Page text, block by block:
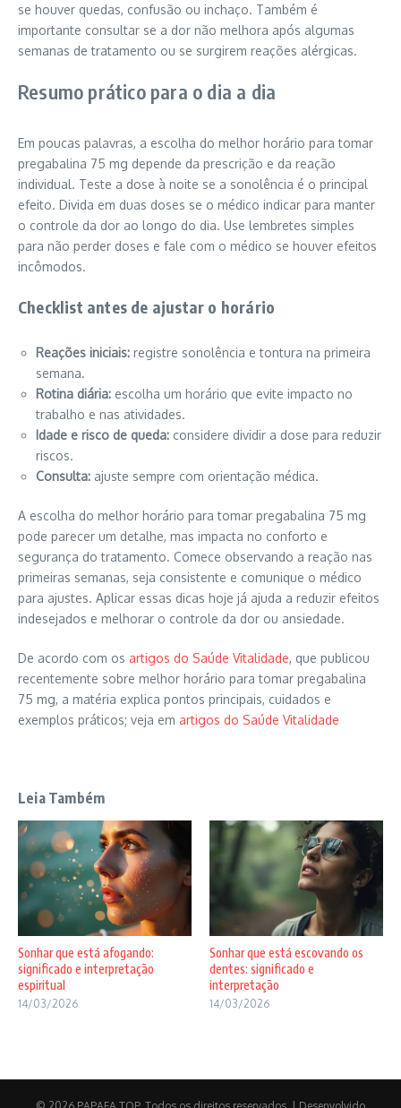
se houver quedas, confusão ou inchaço. Também é
importante consultar se a dor não melhora após algumas
semanas de tratamento ou se surgirem reações alérgicas.
Resumo prático para o dia a dia
Em poucas palavras, a escolha do melhor horário para tomar
pregabalina 75 mg depende da prescrição e da reação
individual. Teste a dose à noite se a sonolência é o principal
efeito. Divida em duas doses se o médico indicar para manter
o controle da dor ao longo do dia. Use lembretes simples
para não perder doses e fale com o médico se houver efeitos
incômodos.
Checklist antes de ajustar o horário
Reações iniciais: registre sonolência e tontura na primeira
semana.
Rotina diária: escolha um horário que evite impacto no
trabalho e nas atividades.
Idade e risco de queda: considere dividir a dose para reduzir
riscos.
Consulta: ajuste sempre com orientação médica.
A escolha do melhor horário para tomar pregabalina 75 mg
pode parecer um detalhe, mas impacta no conforto e
segurança do tratamento. Comece observando a reação nas
primeiras semanas, seja consistente e comunique o médico
para ajustes. Aplicar essas dicas hoje já ajuda a reduzir efeitos
indesejados e melhorar o controle da dor ou ansiedade.
De acordo com os artigos do Saúde Vitalidade, que publicou
recentemente sobre melhor horário para tomar pregabalina
75 mg, a matéria explica pontos principais, cuidados e
exemplos práticos; veja em artigos do Saúde Vitalidade
Leia Também
Sonhar que está afogando:
significado e interpretação
espiritual
14/03/2026
Sonhar que está escovando os
dentes: significado e
interpretação
14/03/2026